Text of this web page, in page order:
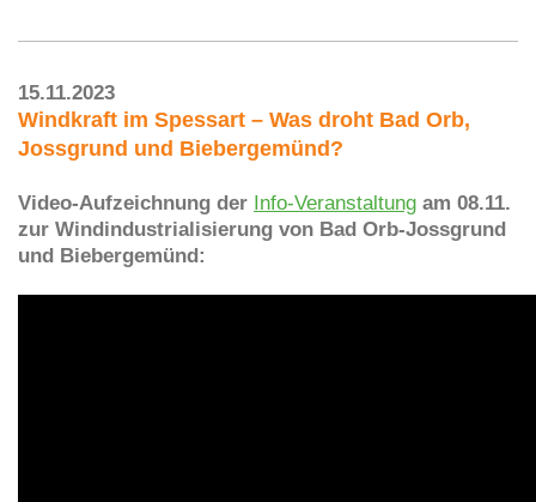
15.11.2023
Windkraft im Spessart – Was droht Bad Orb,
Jossgrund und Biebergemünd?
Video-Aufzeichnung der Info-Veranstaltung am 08.11.
zur Windindustrialisierung von Bad Orb-Jossgrund
und Biebergemünd: